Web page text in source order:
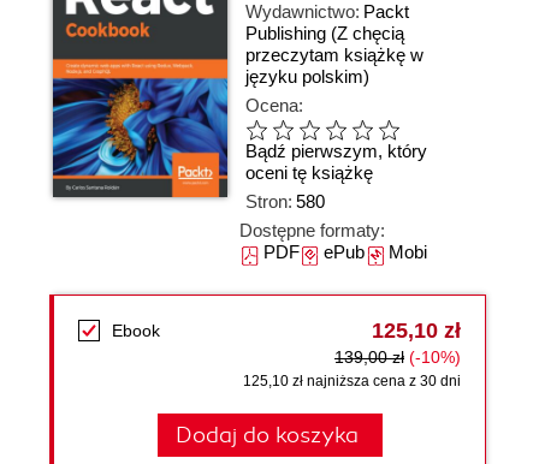
Wydawnictwo: Packt
Publishing (Z chęcią
przeczytam książkę w
języku polskim)
Ocena:
Bądź pierwszym, który
oceni tę książkę
Stron: 580
Dostępne formaty:
PDFePubMobi
Ebook 125,10 zł
139,00 zł (-10%)
125,10 zł najniższa cena z 30 dni
Dodaj do koszyka